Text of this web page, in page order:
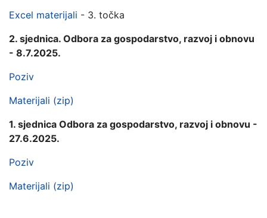
Excel materijali - 3. točka
2. sjednica. Odbora za gospodarstvo, razvoj i obnovu
- 8.7.2025.
Poziv
Materijali (zip)
1. sjednica Odbora za gospodarstvo, razvoj i obnovu -
27.6.2025.
Poziv
Materijali (zip)